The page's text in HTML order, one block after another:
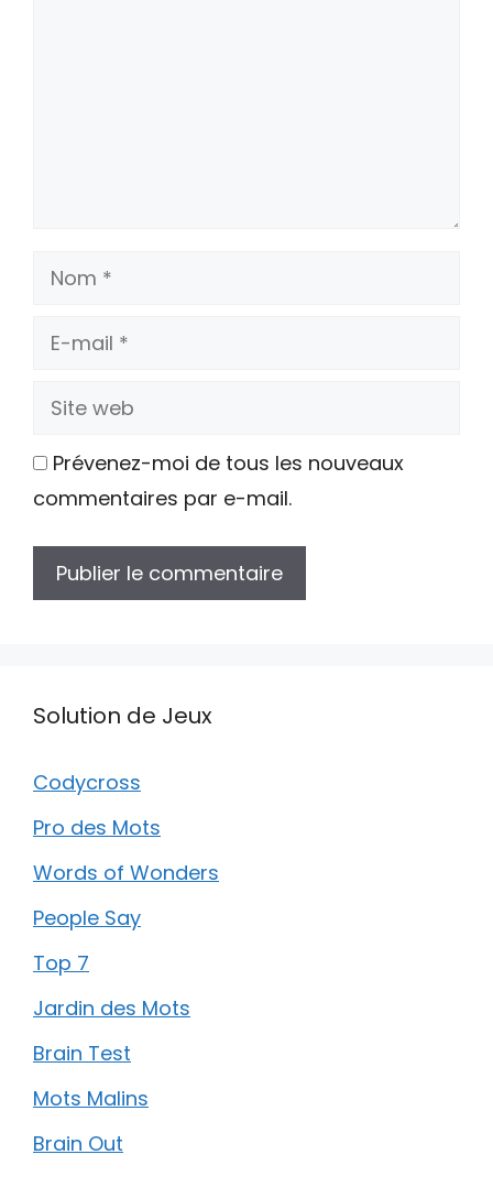
Nom
E-
Site
Prévenez-moi de tous les nouveaux
commentaires par e-mail.
Solution de Jeux
Codycross
Pro des Mots
Words of Wonders
People Say
Top 7
Jardin des Mots
Brain Test
Mots Malins
Brain Out